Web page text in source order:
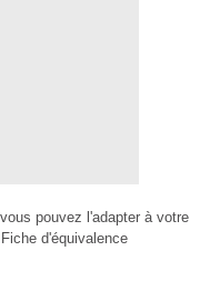
pouvez l'adapter à votre
d'équivalence